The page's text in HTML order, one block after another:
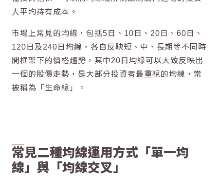
人平均持有成本。
市場上常見的均線，包括5日、10日、20日、60日、
120日及240日均線，各自反映短、中、長期等不同時
間框架下的價格趨勢，其中20日均線可以大致反映出
一個的股價走勢，是大部分投資者最重視的均線，常
被稱為「生命線」。
常見二種均線運用方式「單一均
線」與「均線交叉」